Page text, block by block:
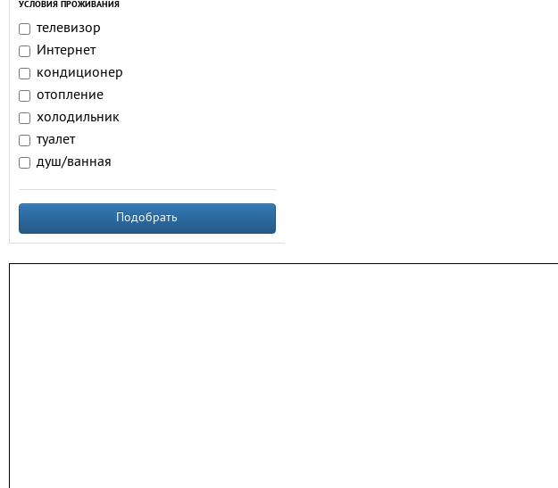
УСЛОВИЯ ПРОЖИВАНИЯ
телевизор
Интернет
кондиционер
отопление
холодильник
туалет
душ/ванная
Подобрать